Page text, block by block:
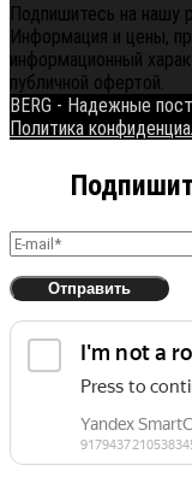
Подпишитесь на нашу
Информация и цены,
информационный
публичной офертой.
BERG - Надежные
Политика